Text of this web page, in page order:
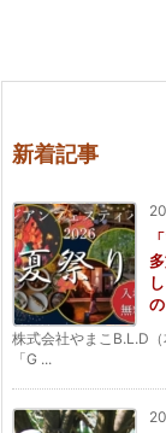
新着記事
株式会社やまこB.L.D
「G ...